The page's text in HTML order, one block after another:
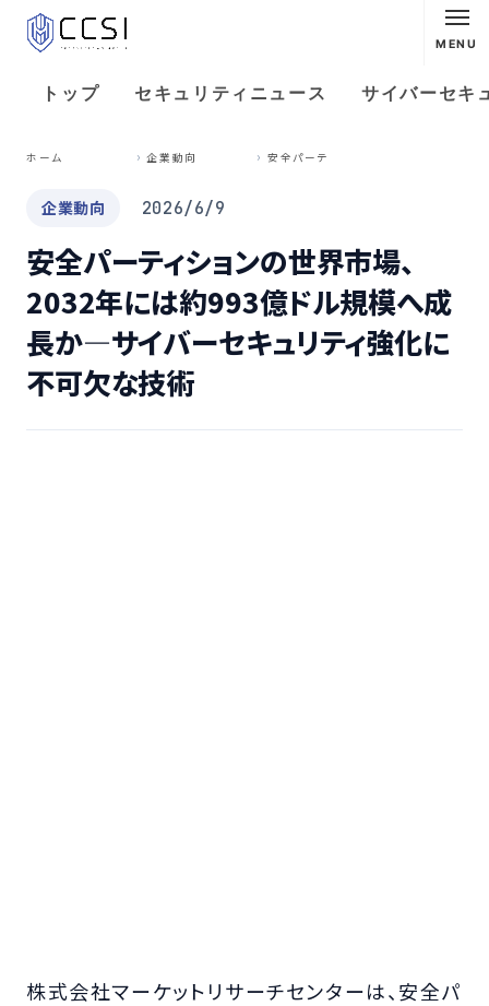
MENU
トップ セキュリティニュース サイバーセキ
ホーム 企業動向
企業動向 2026/6/9
安全パーティションの世界市場、
2032年には約993億ドル規模へ成
長か—サイバーセキュリティ強化に
不可欠な技術
株式会社マーケットリサーチセンターは、安全パ